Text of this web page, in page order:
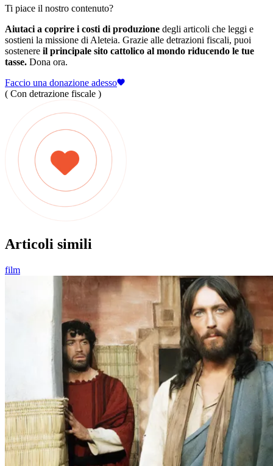
Ti piace il nostro contenuto?
Aiutaci a coprire i costi di produzione degli articoli che leggi e
sostieni la missione di Aleteia. Grazie alle detrazioni fiscali, puoi
sostenere il principale sito cattolico al mondo riducendo le tue
tasse. Dona ora.
Faccio una donazione adesso
( Con detrazione fiscale )
Articoli simili
film